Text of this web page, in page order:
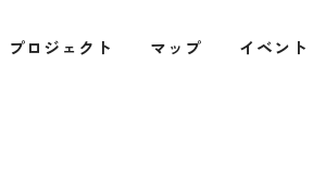
プロジェクト マップ イベント